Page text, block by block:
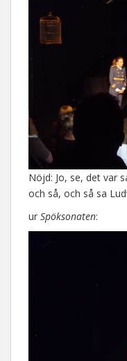
Nöjd: Jo, se, det var
och så, och så sa
ur Spöksonaten: